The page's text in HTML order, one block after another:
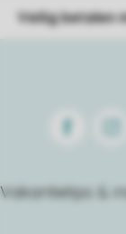
Facebook
Vakantietips &
Veilig betalen